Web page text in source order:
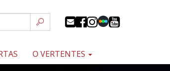
O VERTENTES